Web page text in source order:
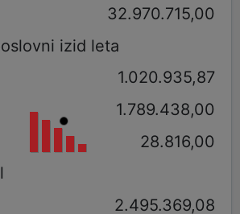
32.970.715,00
izid leta
1.020.935,87
1.789.438,00
28.816,00
2.495.369,08